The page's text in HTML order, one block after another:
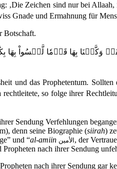
‚Die Zeichen sind nur bei
Gnade und Ermahnung für
Botschaft.
und das Prophetentum.
so folge ihrer
Sendung Verfehlungen
denn seine Biographie (siirah)
und “al-amiin الأمين, der
nach ihrer Sendung
nach ihrer Sendung gar